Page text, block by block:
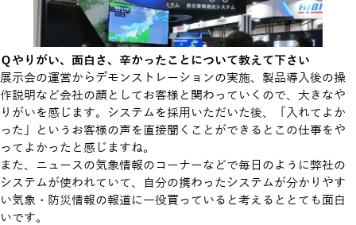
Ｑやりがい、面白さ、辛かったことについて教えて下さい
展示会の運営からデモンストレーションの実施、製品導入後の操
作説明など会社の顔としてお客様と関わっていくので、大きなや
りがいを感じます。システムを採用いただいた後、「入れてよか
った」というお客様の声を直接聞くことができるとこの仕事をや
ってよかったと感じますね。
また、ニュースの気象情報のコーナーなどで毎日のように弊社の
システムが使われていて、自分の携わったシステムが分かりやす
い気象・防災情報の報道に一役買っていると考えるととても面白
いです。